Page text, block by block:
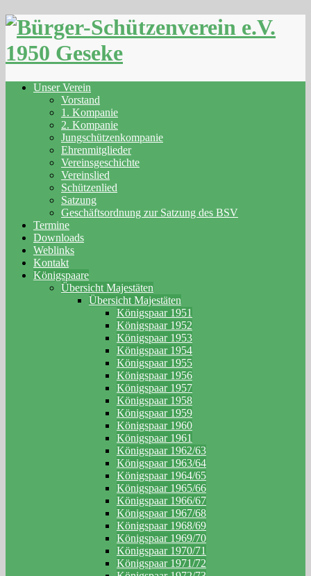
Skip
content
Unser Verein
Vorstand
1. Kompanie
2. Kompanie
Jungschützenkompanie
Ehrenmitglieder
Vereinsgeschichte
Vereinslied
Schützenlied
Satzung
Geschäftsordnung zur Satzung des BSV
Termine
Downloads
Weblinks
Kontakt
Königspaare
Übersicht Majestäten
Übersicht Majestäten
Königspaar 1951
Königspaar 1952
Königspaar 1953
Königspaar 1954
Königspaar 1955
Königspaar 1956
Königspaar 1957
Königspaar 1958
Königspaar 1959
Königspaar 1960
Königspaar 1961
Königspaar 1962/63
Königspaar 1963/64
Königspaar 1964/65
Königspaar 1965/66
Königspaar 1966/67
Königspaar 1967/68
Königspaar 1968/69
Königspaar 1969/70
Königspaar 1970/71
Königspaar 1971/72